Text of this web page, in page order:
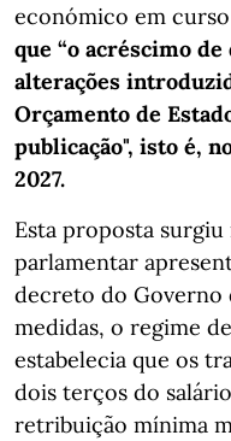
económico em
que “o acréscimo
alterações
Orçamento de
publicação", isto é,
2027.
Esta proposta surgiu
parlamentar
decreto do Governo
medidas, o regime
estabelecia que os
dois terços do
retribuição mínima